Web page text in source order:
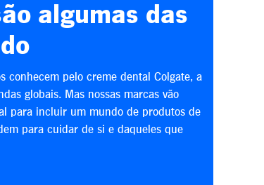
algumas das
conhecem pelo creme dental Colgate, a
globais. Mas nossas marcas vão
para incluir um mundo de produtos de
para cuidar de si e daqueles que